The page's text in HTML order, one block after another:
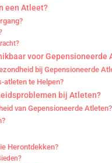
een Atleet?
voor Gepensioneerde
bij Gepensioneerde
atleten te Helpen?
bij Atleten?
van Gepensioneerde Atleten?
Herontdekken?